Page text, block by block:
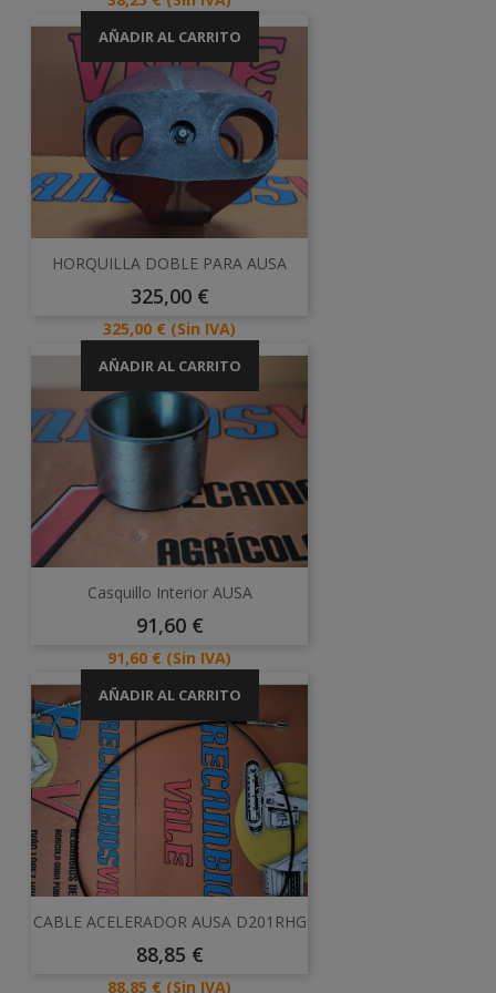
AÑADIR AL CARRITO
HORQUILLA DOBLE PARA AUSA
Precio
325,00 €
Precio
325,00 € (Sin IVA)
AÑADIR AL CARRITO
Casquillo Interior AUSA
Precio
91,60 €
Precio
91,60 € (Sin IVA)
AÑADIR AL CARRITO
CABLE ACELERADOR AUSA D201RHG
Precio
88,85 €
Precio
88,85 € (Sin IVA)